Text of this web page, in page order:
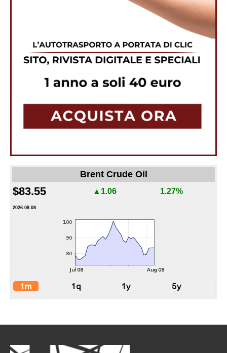
Brent Crude Oil
$83.55 ▲1.06 1.27%
2026.08.08